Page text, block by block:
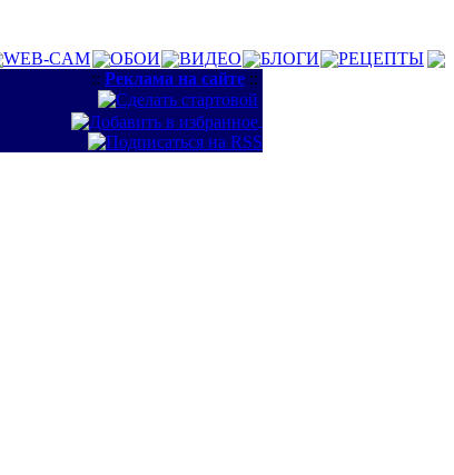
WEB-CAM ОБОИ ВИДЕО БЛОГИ
РЕЦЕПТЫ
:: Реклама на сайте ::